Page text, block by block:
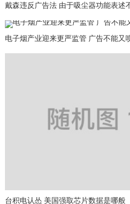
戴森违反广告法 由于吸尘器功能表述
电子烟产业迎来更严监管 广告不能又
台积电认怂 美国强取芯片数据是哪般